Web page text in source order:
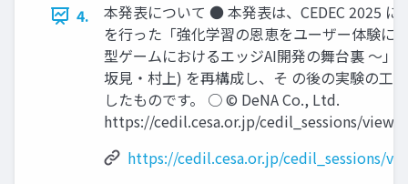
4.
本発表について ● 本発表は、CEDEC 2025 に
を行った「強化学習の恩恵をユーザー体験に
型ゲームにおけるエッジAI開発の舞台裏 〜」(
坂見・村上) を再構成し、そ の後の実験の工
したものです。 ○ © DeNA Co., Ltd.
https://cedil.cesa.or.jp/cedil_sessions/view/
https://cedil.cesa.or.jp/cedil_sessions/